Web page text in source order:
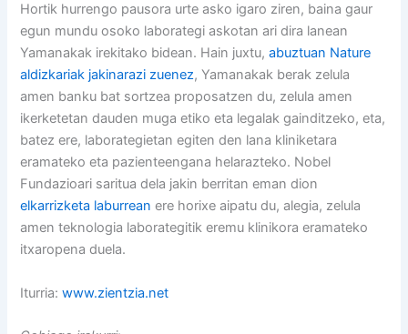
Hortik hurrengo pausora urte asko igaro ziren, baina gaur
egun mundu osoko laborategi askotan ari dira lanean
Yamanakak irekitako bidean. Hain juxtu,abuztuan Nature
aldizkariak jakinarazi zuenez, Yamanakak berak zelula
amen banku bat sortzea proposatzen du, zelula amen
ikerketetan dauden muga etiko eta legalak gainditzeko, eta,
batez ere, laborategietan egiten den lana kliniketara
eramateko eta pazienteengana helarazteko. Nobel
Fundazioari saritua dela jakin berritan eman dion
elkarrizketa laburrean ere horixe aipatu du, alegia, zelula
amen teknologia laborategitik eremu klinikora eramateko
itxaropena duela.
Iturria:www.zientzia.net